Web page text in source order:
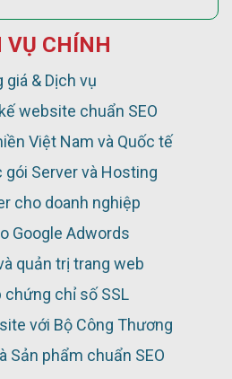
VỤ CHÍNH
giá & Dịch vụ
website chuẩn SEO
Việt Nam và Quốc tế
gói Server và Hosting
cho doanh nghiệp
Google Adwords
quản trị trang web
chứng chỉ số SSL
với Bộ Công Thương
Sản phẩm chuẩn SEO